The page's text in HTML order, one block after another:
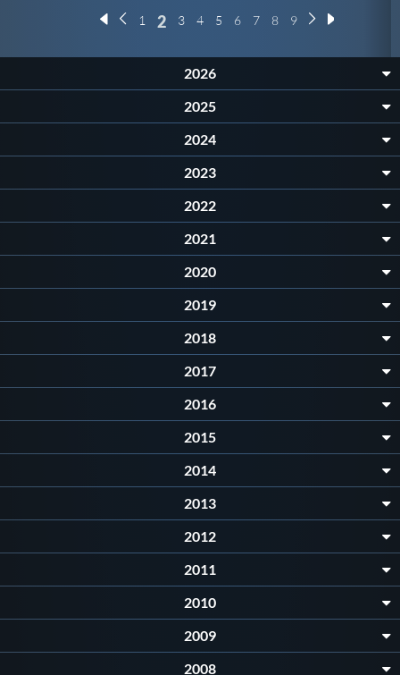
1 2 3 4 5 6 7 8 9
2026
2025
2024
2023
2022
2021
2020
2019
2018
2017
2016
2015
2014
2013
2012
2011
2010
2009
2008